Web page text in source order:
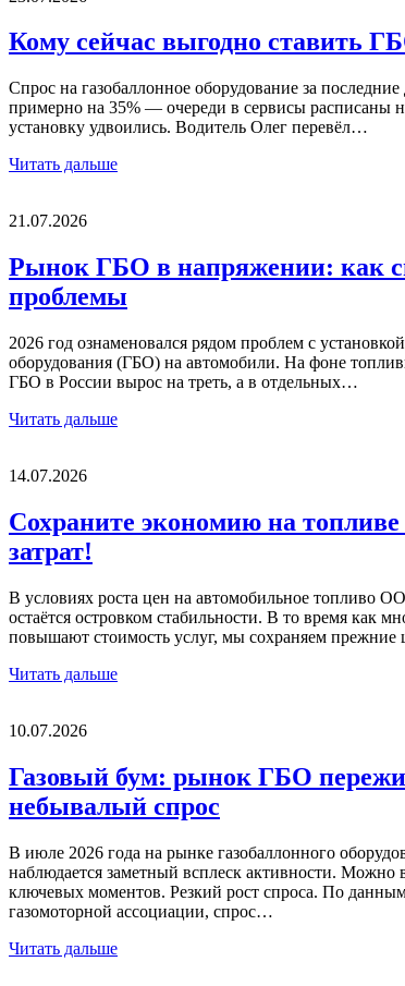
Кому сейчас выгодно ставить
Спрос на газобаллонное оборудование за
примерно на 35% — очереди в сервисы расписаны
установку удвоились. Водитель Олег перевёл…
Читать дальше
21.07.2026
Рынок ГБО в напряжении: как
проблемы
2026 год ознаменовался рядом проблем с
оборудования (ГБО) на автомобили. На фоне
ГБО в России вырос на треть, а в отдельных…
Читать дальше
14.07.2026
Сохраните экономию на
затрат!
В условиях роста цен на автомобильное топливо
остаётся островком стабильности. В то время как
повышают стоимость услуг, мы сохраняем
Читать дальше
10.07.2026
Газовый бум: рынок ГБО
небывалый спрос
В июле 2026 года на рынке газобаллонного
наблюдается заметный всплеск активности. Можно
ключевых моментов. Резкий рост спроса. По
газомоторной ассоциации, спрос…
Читать дальше